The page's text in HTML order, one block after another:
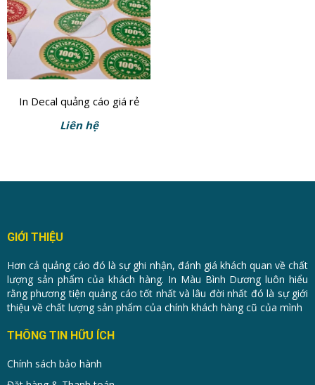
In Decal quảng cáo giá rẻ
Liên hệ
GIỚI THIỆU
Hơn cả quảng cáo đó là sự ghi nhận, đánh giá khách quan về chất
lượng sản phẩm của khách hàng. In Màu Bình Dương luôn hiểu
rằng phương tiện quảng cáo tốt nhất và lâu đời nhất đó là sự giới
thiệu về chất lượng sản phẩm của chính khách hàng cũ của mình
THÔNG TIN HỮU ÍCH
Chính sách bảo hành